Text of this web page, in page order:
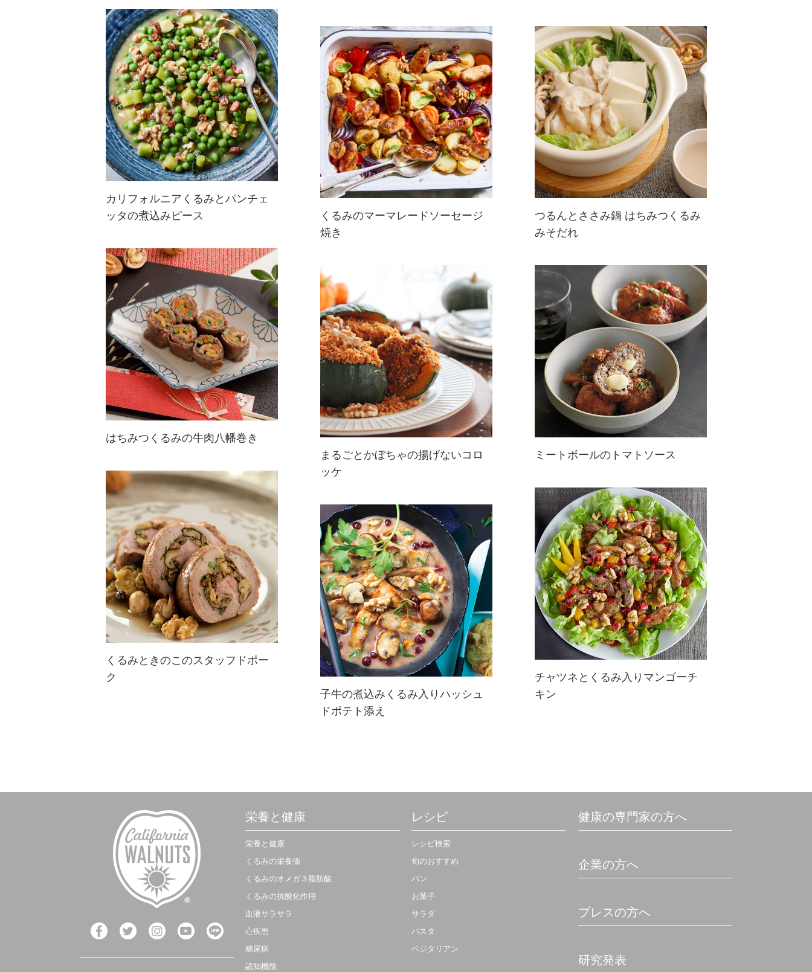
くるみを使った韓国のレシピです。
甘じょっぱい牛肉とくるみのカリカ
リ感がたまらない！
パルメザン。チキンの衣にくるみを
使用したアレンジレシピです。くる
み衣のザクザクした歯ごたえがよ
く、満足度もアップ！お子様から大
人まで楽し...
やわらかくなった豚肉にくるみの程
よい食感が効いて、満足感もアッ
プ。
野菜を添えて、マッシュポテトやご
飯と一緒に食べるのが...
り味を吸収するので、パンチェッタ
とチキンストックのうまみが味わえ
ます。
くるみを加えることで、身体によい
オメガ3脂肪酸も摂...
カリフォルニアくるみとパンチェ
ッタの煮込みピース
野菜とソーセージのグリル。
調味料と絡めてあとはオーブンにお
任せの簡単レシピ！くるみをプラス
して満足感アップ☆
くるみのマーマレードソーセージ
焼き
鍋。ぱさつきがちなささみも、片栗
粉をまぶして茹でるとつるんとした
食感に。くるみだれはさまざまなお
鍋で使えて重宝します。
つるんとささみ鍋 はちみつくるみ
みそだれ
おせち料理にも使える和食の定番八
幡巻き。はちみつくるみを巻いた牛
肉ははちみつでとっても柔らかに。
はちみつくるみの牛肉八幡巻き
かぼちゃのポテンシャルを堪能して
☆かぼちゃとくるみの相性の良さを
実感できる一品。ハロウィンの食卓
にはぜひ♪
まるごとかぼちゃの揚げないコロ
ッケ
木の葉の香り漂う松の実入りのスペ
イン風ミートボールのアレンジ♪砕
いたくるみを加え赤ワインとトマト
で煮込みチーズを入れて！
ミートボールのトマトソース
くるみときのこのスタッフドポー
ク
チャツネとくるみ入りマンゴーチ
キン
子牛の煮込みくるみ入りハッシュ
ドポテト添え
栄養と健康
栄養と健康
くるみの栄養価
くるみのオメガ３脂肪酸
くるみの抗酸化作用
血液サラサラ
心疾患
糖尿病
認知機能
レシピ
レシピ検索
旬のおすすめ
パン
お菓子
サラダ
パスタ
ベジタリアン
健康の専門家の方へ
企業の方へ
プレスの方へ
研究発表